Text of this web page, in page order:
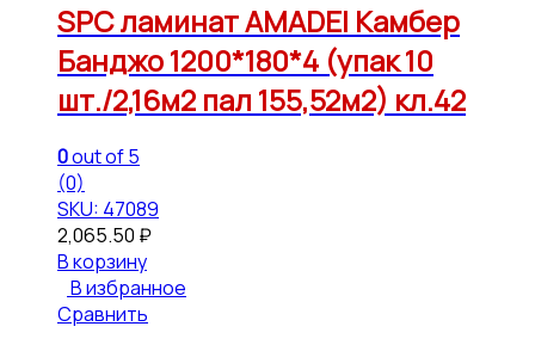
SPC ламинат AMADEI Камбер
Банджо 1200*180*4 (упак 10
шт./2,16м2 пал 155,52м2) кл.42
0out of 5
(0)
SKU: 47089
2,065.50 ₽
В корзину
В избранное
Сравнить